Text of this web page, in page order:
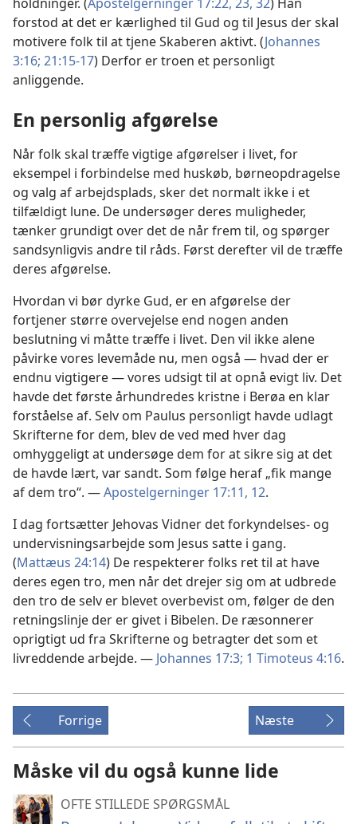
holdninger. (Apostelgerninger 17:22, 23, 32) Han
forstod at det er kærlighed til Gud og til Jesus der skal
motivere folk til at tjene Skaberen aktivt. (Johannes
3:16; 21:15-17) Derfor er troen et personligt
anliggende.
En personlig afgørelse
Når folk skal træffe vigtige afgørelser i livet, for
eksempel i forbindelse med huskøb, børneopdragelse
og valg af arbejdsplads, sker det normalt ikke i et
tilfældigt lune. De undersøger deres muligheder,
tænker grundigt over det de når frem til, og spørger
sandsynligvis andre til råds. Først derefter vil de træffe
deres afgørelse.
Hvordan vi bør dyrke Gud, er en afgørelse der
fortjener større overvejelse end nogen anden
beslutning vi måtte træffe i livet. Den vil ikke alene
påvirke vores levemåde nu, men også — hvad der er
endnu vigtigere — vores udsigt til at opnå evigt liv. Det
havde det første århundredes kristne i Berøa en klar
forståelse af. Selv om Paulus personligt havde udlagt
Skrifterne for dem, blev de ved med hver dag
omhyggeligt at undersøge dem for at sikre sig at det
de havde lært, var sandt. Som følge heraf „fik mange
af dem tro“. —Apostelgerninger 17:11, 12.
I dag fortsætter Jehovas Vidner det forkyndelses- og
undervisningsarbejde som Jesus satte i gang.
(Mattæus 24:14) De respekterer folks ret til at have
deres egen tro, men når det drejer sig om at udbrede
den tro de selv er blevet overbevist om, følger de den
retningslinje der er givet i Bibelen. De ræsonnerer
oprigtigt ud fra Skrifterne og betragter det som et
livreddende arbejde. — Johannes 17:3; 1 Timoteus 4:16.
Forrige Næste
Måske vil du også kunne lide
OFTE STILLEDE SPØRGSMÅL